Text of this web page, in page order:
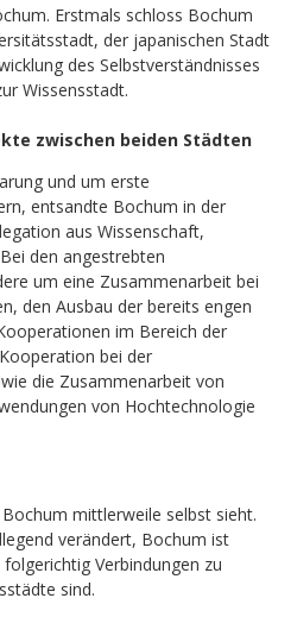
Erstmals schloss Bochum
der japanischen Stadt
des Selbstverständnisses
Wissensstadt.
zwischen beiden Städten
und um erste
entsandte Bochum in der
aus Wissenschaft,
den angestrebten
um eine Zusammenarbeit bei
den Ausbau der bereits engen
im Bereich der
bei der
die Zusammenarbeit von
von Hochtechnologie
mittlerweile selbst sieht.
verändert, Bochum ist
Verbindungen zu
sind.